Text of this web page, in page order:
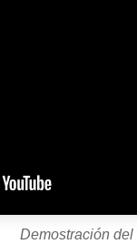
Demostración